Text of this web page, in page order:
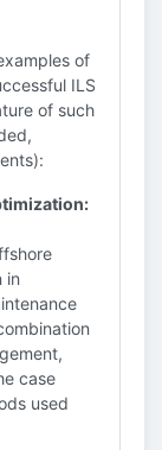
of
ILS
of such
in
case
used